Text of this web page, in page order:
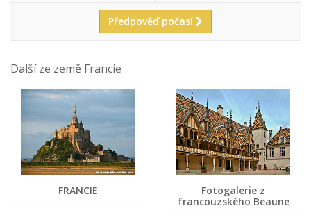
Předpověď počasí
Další ze země Francie
FRANCIE
Fotogalerie z
francouzského Beaune